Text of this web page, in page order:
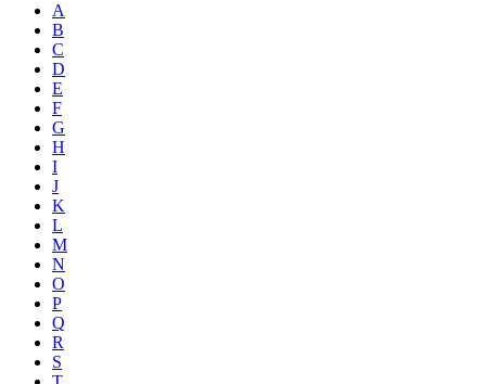
A
B
C
D
E
F
G
H
I
J
K
L
M
N
O
P
Q
R
S